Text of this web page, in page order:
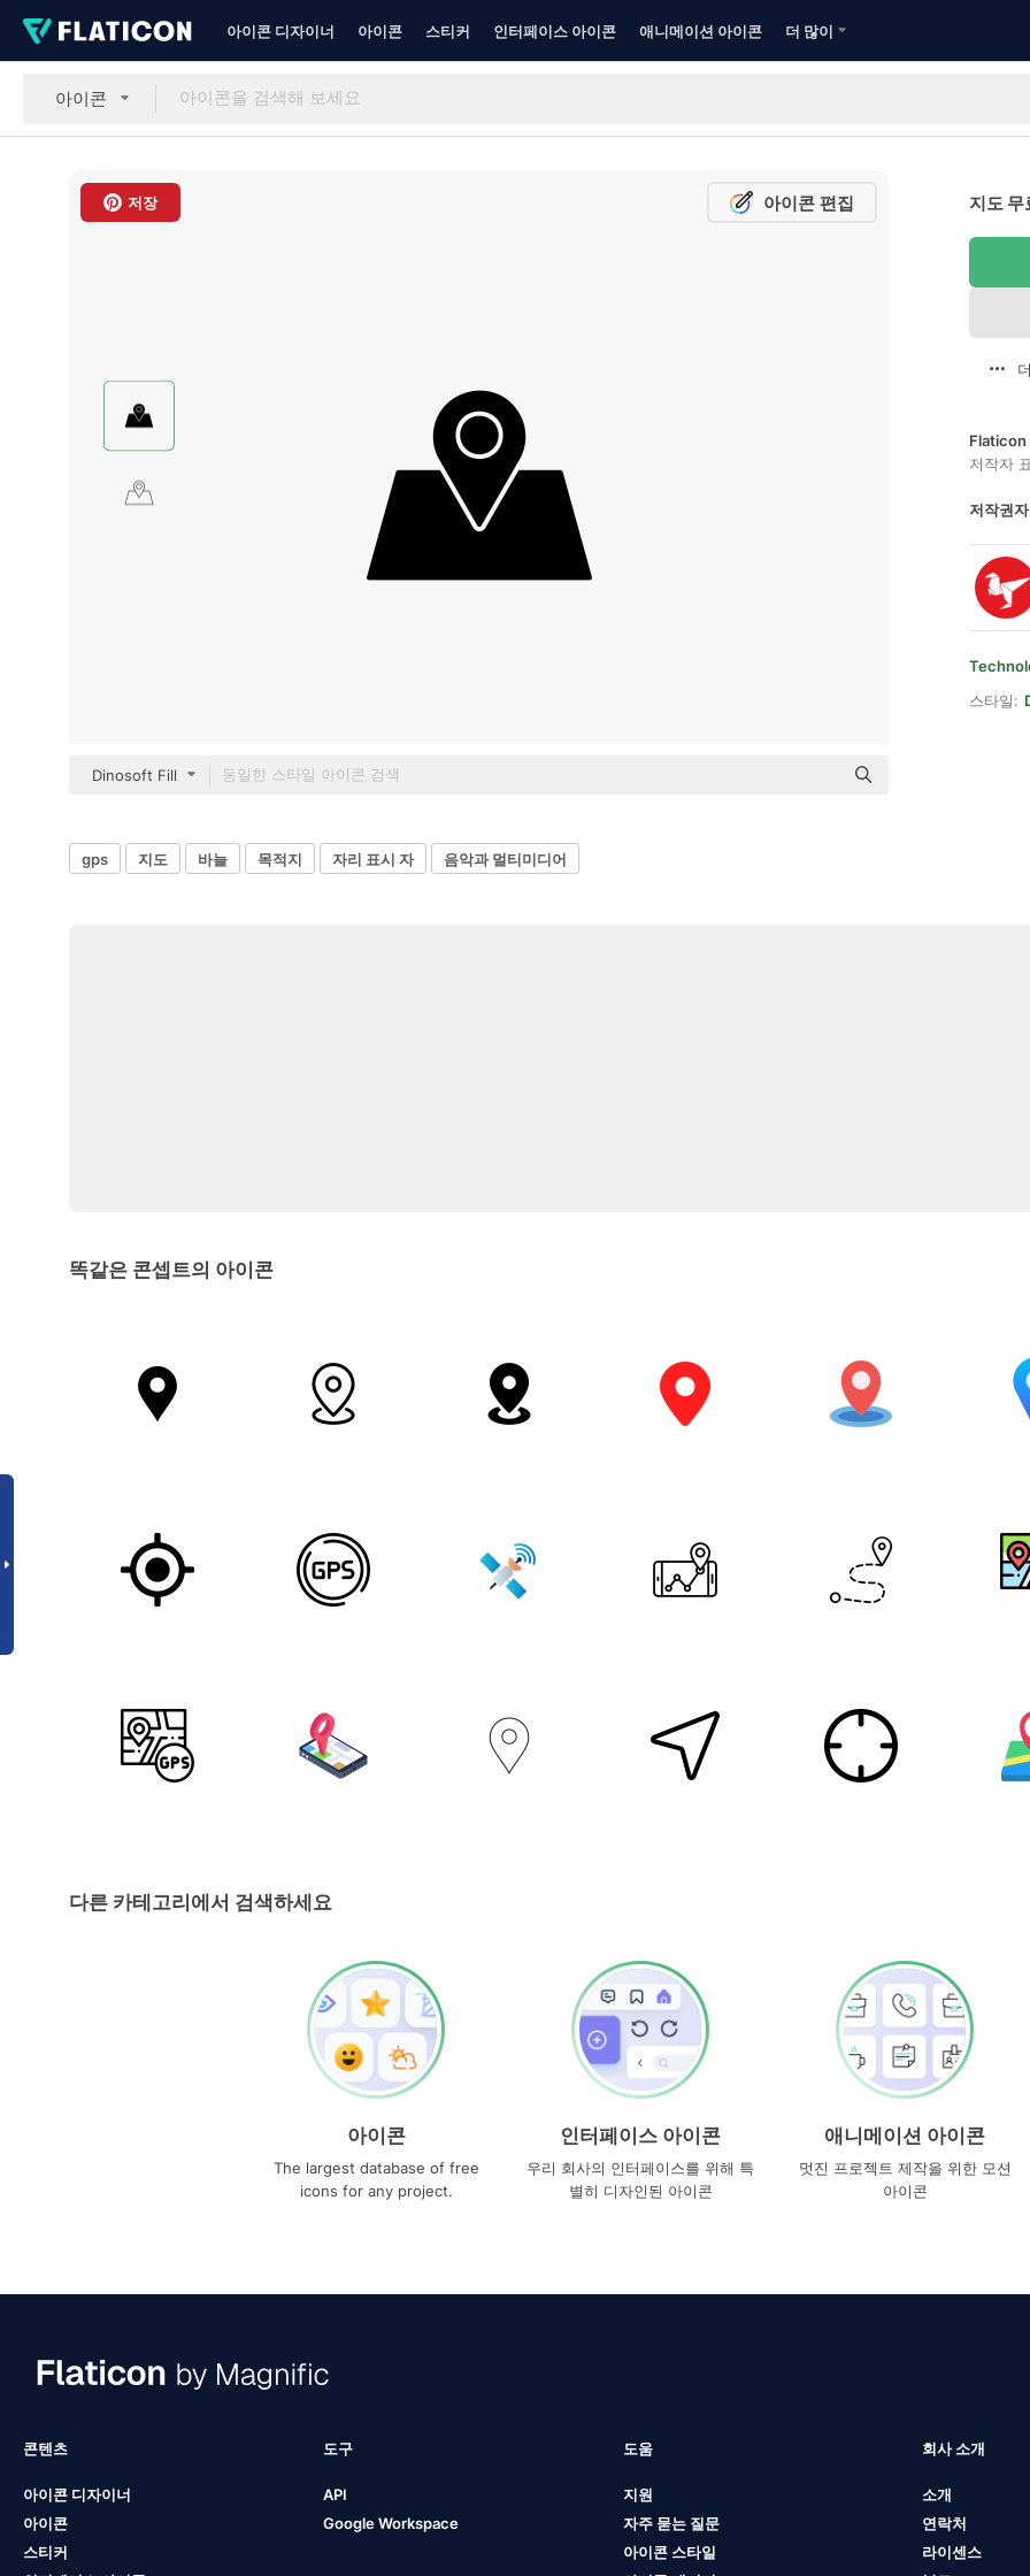
아이콘 디자이너 아이콘 스티커 인터페이스 아이콘 애니메이션 아이콘 더 많이
아이콘
저장 아이콘 편집
Dinosoft Fill
지도 무
Flaticon
저작자
저작권
스타일:
gps 지도 바늘 목적지 자리 표시 자 음악과 멀티미디어
똑같은 콘셉트의 아이콘
다른 카테고리에서 검색하세요
아이콘
The largest database of free
icons for any project.
인터페이스 아이콘
우리 회사의 인터페이스를 위해 특
별히 디자인된 아이콘
애니메이션 아이콘
멋진 프로젝트 제작을 위한 모션
아이콘
콘텐츠
아이콘 디자이너
아이콘
스티커
도구
API
Google Workspace
도움
지원
자주 묻는 질문
아이콘 스타일
회사 소개
소개
연락처
라이센스